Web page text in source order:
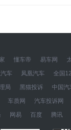
懂车帝 易车网
车
凤凰汽车 全国
局
黑猫投诉 中国汽
车质网 汽车投诉网
网易 百度 腾讯